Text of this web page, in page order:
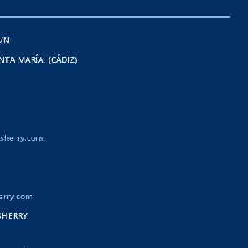
N
MARÍA, (CÁDIZ)